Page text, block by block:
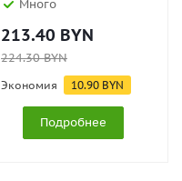
Много
213.40 BYN
224.30BYN
Экономия 10.90 BYN
Подробнее